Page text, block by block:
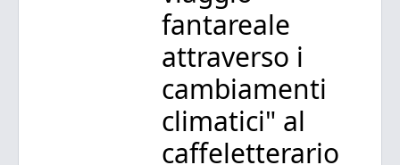
fantareale
attraverso i
cambiamenti
climatici" al
caffeletterario